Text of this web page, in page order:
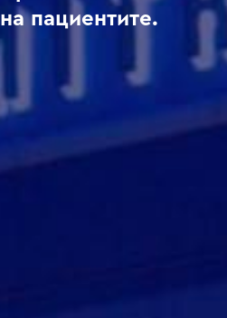
пациентите.